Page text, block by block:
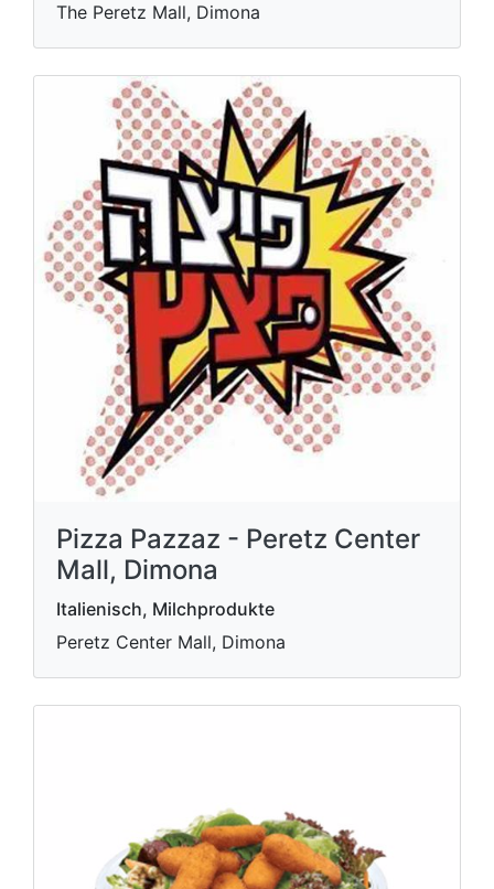
The Peretz Mall, Dimona
Pizza Pazzaz - Peretz Center
Mall, Dimona
Italienisch, Milchprodukte
Peretz Center Mall, Dimona